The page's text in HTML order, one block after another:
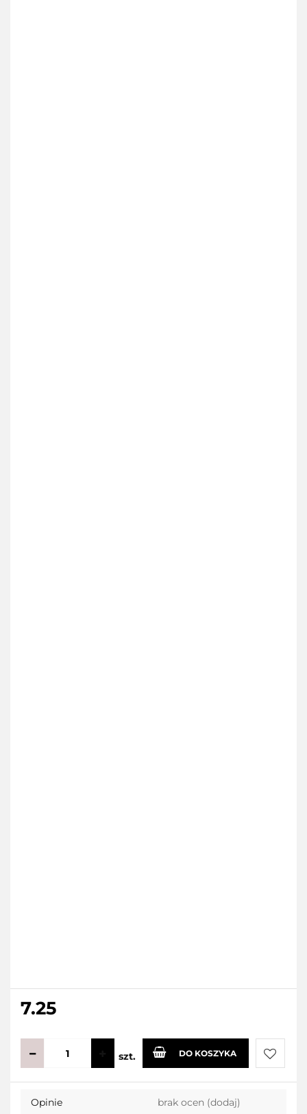
7.25
szt. DO KOSZYKA
Do
Opinie brak ocen (dodaj)